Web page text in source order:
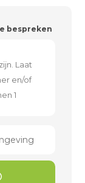
bespreken